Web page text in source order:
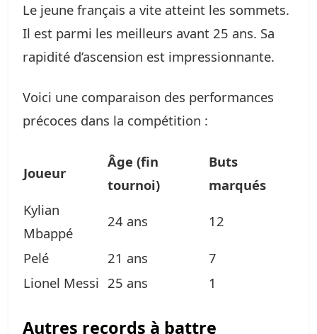
Le jeune français a vite atteint les sommets.
Il est parmi les meilleurs avant 25 ans. Sa
rapidité d’ascension est impressionnante.
Voici une comparaison des performances
précoces dans la compétition :
Joueur
Âge (fin
tournoi)
Buts
marqués
Kylian
Mbappé
24 ans 12
Pelé 21 ans
7
Lionel Messi 25 ans 1
Autres records à battre